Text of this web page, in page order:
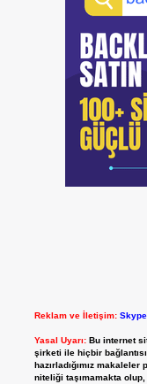
Reklam ve İletişim:
Yasal Uyarı: Bu internet
şirketi ile hiçbir
hazırladığımız
niteliği taşımamakta